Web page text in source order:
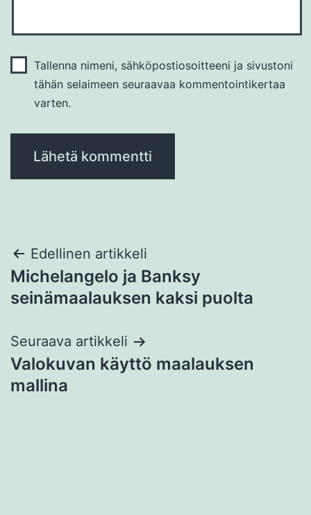
Tallenna nimeni, sähköpostiosoitteeni ja sivustoni
tähän selaimeen seuraavaa kommentointikertaa
varten.
Artikkelien
selaus
Edellinen artikkeli
Michelangelo ja Banksy
seinämaalauksen kaksi puolta
Seuraava artikkeli
Valokuvan käyttö maalauksen
mallina